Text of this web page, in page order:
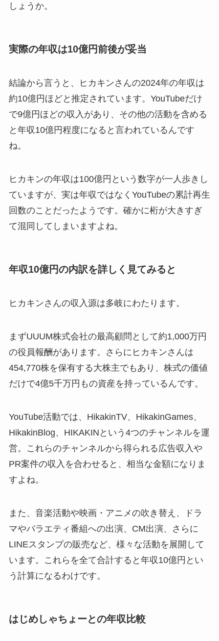
しょうか。
実際の年収は10億円前後が妥当
結論から言うと、ヒカキンさんの2024年の年収は
約10億円ほどと推定されています。YouTubeだけ
で9億円ほどの収入があり、その他の活動を含める
と年収10億円程度になると言われているんです
ね。
ヒカキンの年収は100億円という数字が一人歩きし
ていますが、実は年収ではなくYouTubeの累計再生
回数のことだったようです。確かに桁が大きすぎ
て混同してしまいますよね。
年収10億円の内訳を詳しく見てみると
ヒカキンさんの収入源は多岐にわたります。
まずUUUM株式会社の最高顧問として約1,000万円
の役員報酬があります。さらにヒカキンさんは
454,770株を保有する大株主でもあり、株式の価値
だけで4億5千万円もの資産を持っているんです。
YouTube活動では、HikakinTV、HikakinGames、
HikakinBlog、HIKAKINという4つのチャンネルを運
営。これらのチャンネルから得られる広告収入や
PR案件の収入を合わせると、相当な金額になりま
すよね。
また、音楽活動や映画・アニメの吹き替え、ドラ
マやバラエティ番組への出演、CM出演、さらに
LINEスタンプの販売など、様々な活動を展開して
います。これらを全て合計すると年収10億円とい
う計算になるわけです。
はじめしゃちょーとの年収比較